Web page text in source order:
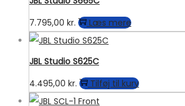
7.795,00 kr. Læs mere
JBL Studio S625C
4.495,00 kr. Tilføj til kurv